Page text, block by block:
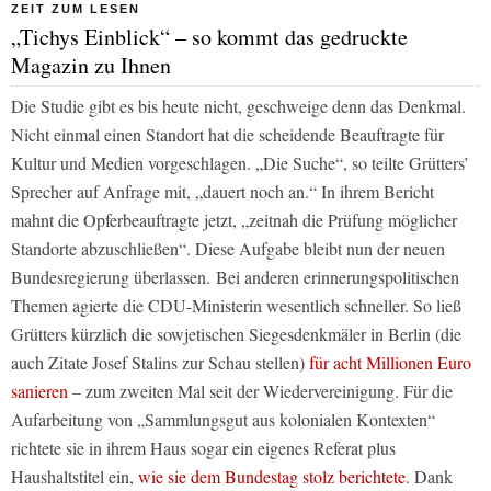
ZEIT ZUM LESEN
„Tichys Einblick“ – so kommt das gedruckte
Magazin zu Ihnen
Die Studie gibt es bis heute nicht, geschweige denn das Denkmal.
Nicht einmal einen Standort hat die scheidende Beauftragte für
Kultur und Medien vorgeschlagen. „Die Suche“, so teilte Grütters’
Sprecher auf Anfrage mit, „dauert noch an.“ In ihrem Bericht
mahnt die Opferbeauftragte jetzt, „zeitnah die Prüfung möglicher
Standorte abzuschließen“. Diese Aufgabe bleibt nun der neuen
Bundesregierung überlassen. Bei anderen erinnerungspolitischen
Themen agierte die CDU-Ministerin wesentlich schneller. So ließ
Grütters kürzlich die sowjetischen Siegesdenkmäler in Berlin (die
auch Zitate Josef Stalins zur Schau stellen)für acht Millionen Euro
sanieren – zum zweiten Mal seit der Wiedervereinigung. Für die
Aufarbeitung von „Sammlungsgut aus kolonialen Kontexten“
richtete sie in ihrem Haus sogar ein eigenes Referat plus
Haushaltstitel ein, wie sie dem Bundestag stolz berichtete. Dank